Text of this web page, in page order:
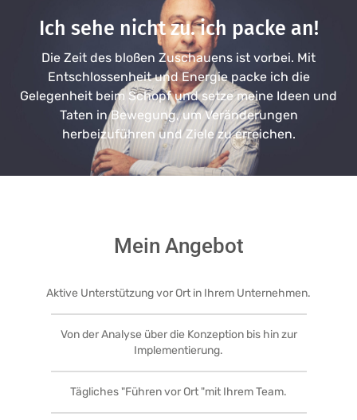
Ich sehe nicht zu. ich packe an!
Die Zeit des bloßen Zuschauens ist vorbei. Mit
Entschlossenheit und Energie packe ich die
Gelegenheit beim Schopf und setze meine Ideen und
Taten in Bewegung, um Veränderungen
herbeizuführen und Ziele zu erreichen.
Mein Angebot
Aktive Unterstützung vor Ort in Ihrem Unternehmen.
Von der Analyse über die Konzeption bis hin zur
Implementierung.
Tägliches "Führen vor Ort "mit Ihrem Team.